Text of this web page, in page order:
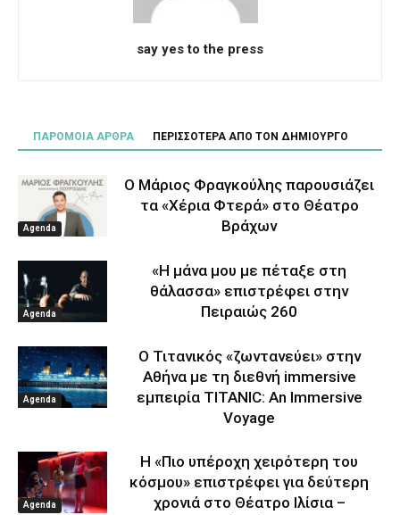
say yes to the press
ΠΑΡΟΜΟΙΑ ΑΡΘΡΑ ΠΕΡΙΣΣΟΤΕΡΑ ΑΠΟ ΤΟΝ ΔΗΜΙΟΥΡΓΟ
Agenda
Ο Μάριος Φραγκούλης παρουσιάζει
τα «Χέρια Φτερά» στο Θέατρο
Βράχων
Agenda
«Η μάνα μου με πέταξε στη
θάλασσα» επιστρέφει στην
Πειραιώς 260
Agenda
Ο Τιτανικός «ζωντανεύει» στην
Αθήνα με τη διεθνή immersive
εμπειρία TITANIC: An Immersive
Voyage
Agenda
Η «Πιο υπέροχη χειρότερη του
κόσμου» επιστρέφει για δεύτερη
χρονιά στο Θέατρο Ιλίσια –